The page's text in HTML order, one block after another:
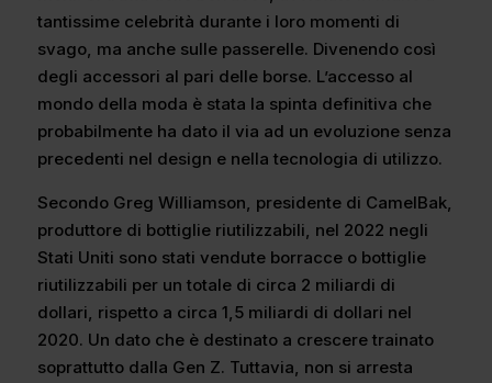
tantissime celebrità durante i loro momenti di
svago, ma anche sulle passerelle. Divenendo così
degli accessori al pari delle borse. L’accesso al
mondo della moda è stata la spinta definitiva che
probabilmente ha dato il via ad un evoluzione senza
precedenti nel design e nella tecnologia di utilizzo.
Secondo Greg Williamson, presidente di CamelBak,
produttore di bottiglie riutilizzabili, nel 2022 negli
Stati Uniti sono stati vendute borracce o bottiglie
riutilizzabili per un totale di circa 2 miliardi di
dollari, rispetto a circa 1,5 miliardi di dollari nel
2020. Un dato che è destinato a crescere trainato
soprattutto dalla Gen Z. Tuttavia, non si arresta